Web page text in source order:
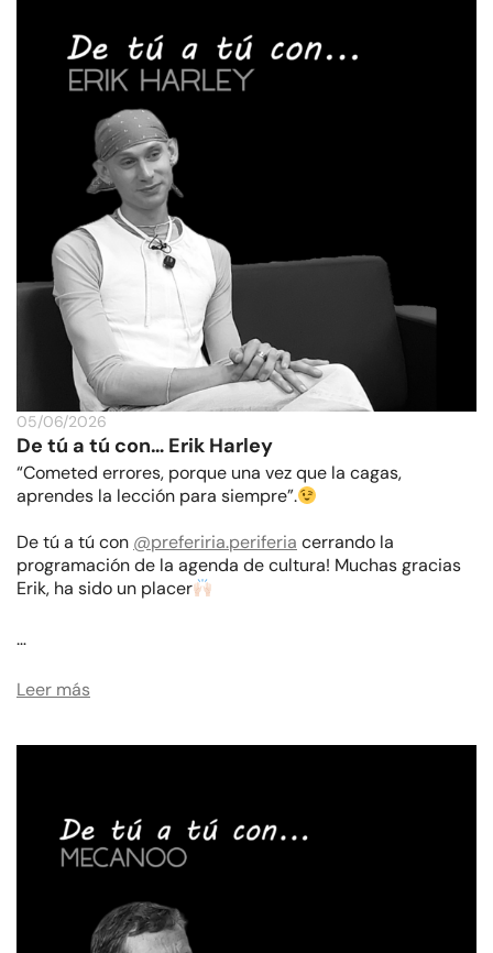
05/06/2026
De tú a tú con… Erik Harley
“Cometed errores, porque una vez que la cagas,
aprendes la lección para siempre”.
De tú a tú con @preferiria.periferia cerrando la
programación de la agenda de cultura! Muchas gracias
Erik, ha sido un placer
…
Leer más